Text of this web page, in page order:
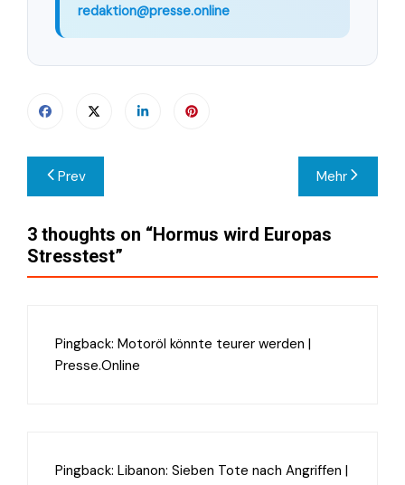
redaktion@presse.online
Beitragsnavigation
Prev Mehr
3 thoughts on “Hormus wird Europas
Stresstest”
Pingback: Motoröl könnte teurer werden |
Presse.Online
Pingback: Libanon: Sieben Tote nach Angriffen |